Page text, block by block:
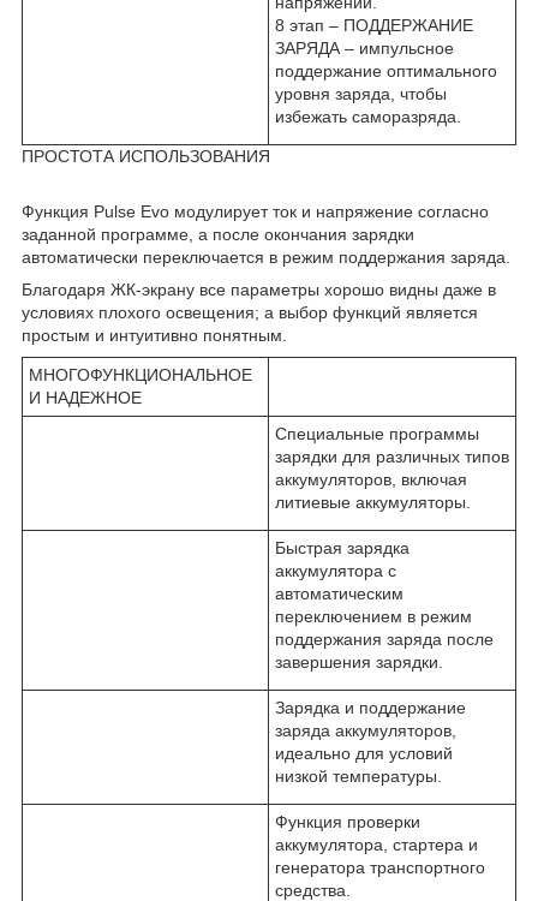
8 этап – ПОДДЕРЖАНИЕ
ЗАРЯДА – импульсное
поддержание оптимального
уровня заряда, чтобы
избежать саморазряда.
ПРОСТОТА ИСПОЛЬЗОВАНИЯ
Функция Pulse Evo модулирует ток и напряжение согласно
заданной программе, а после окончания зарядки
автоматически переключается в режим поддержания заряда.
Благодаря ЖК-экрану все параметры хорошо видны даже в
условиях плохого освещения; а выбор функций является
простым и интуитивно понятным.
МНОГОФУНКЦИОНАЛЬНОЕ
И НАДЕЖНОЕ
Специальные программы
зарядки для различных типов
аккумуляторов, включая
литиевые аккумуляторы.
Быстрая зарядка
аккумулятора с
автоматическим
переключением в режим
поддержания заряда после
завершения зарядки.
Зарядка и поддержание
заряда аккумуляторов,
идеально для условий
низкой температуры.
Функция проверки
аккумулятора, стартера и
генератора транспортного
средства.